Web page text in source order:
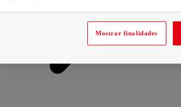
Mostrar finalidades